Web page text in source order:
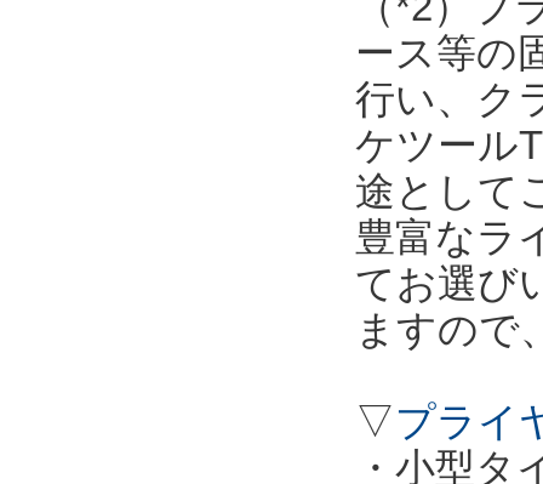
ース等の
行い、ク
ケツール
途として
豊富なラ
てお選び
ますので
▽プライ
・小型タ